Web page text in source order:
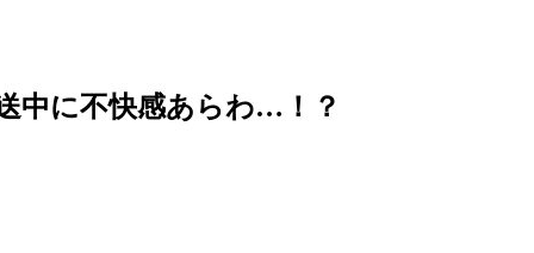
中に不快感あらわ…！？